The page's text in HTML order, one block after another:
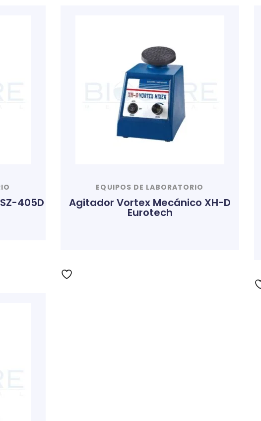
405D
EQUIPOS DE LABORATORIO
Agitador Vortex Mecánico XH-D
Eurotech